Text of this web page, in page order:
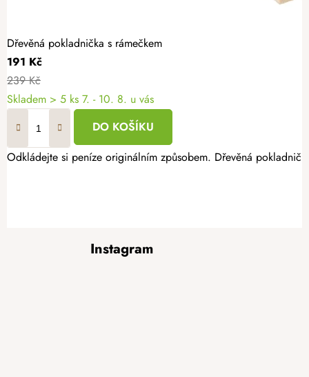
Dřevěná pokladnička s rámečkem
191 Kč
239 Kč
Skladem > 5 ks 7. - 10. 8. u vás
DO KOŠÍKU
Odkládejte si peníze originálním způsobem. Dřevěná
Instagram